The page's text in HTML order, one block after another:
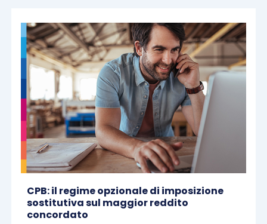
CPB: il regime opzionale di imposizione
sostitutiva sul maggior reddito
concordato